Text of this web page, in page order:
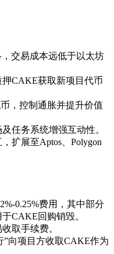
，交易成本远低于以太坊
押CAKE获取新项目代币
，控制通胀并提升价值
任务系统增强互动性。
扩展至Aptos、Polygon
0.25%费用，其中部分
CAKE回购销毁。
取手续费。
”向项目方收取CAKE作为